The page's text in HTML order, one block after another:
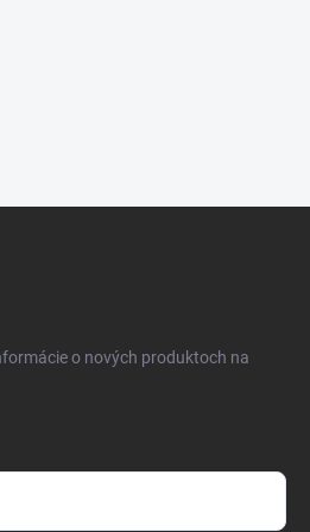
o nových produktoch na